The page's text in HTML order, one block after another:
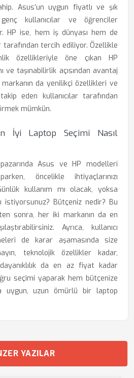
Asus’un uygun fiyatlı ve şık
kullanıcılar ve öğrenciler
HP ise, hem iş dünyası hem de
tarafından tercih ediliyor. Özellikle
özellikleriyle öne çıkan HP
ve taşınabilirlik açısından avantaj
markanın da yenilikçi özellikleri ve
eden kullanıcılar tarafından
mümkün.
İyi Laptop Seçimi Nasıl
Asus ve HP modelleri
öncelikle ihtiyaçlarınızı
kullanım mı olacak, yoksa
istiyorsunuz? Bütçeniz nedir? Bu
sonra, her iki markanın da en
Ayrıca, kullanıcı
de karar aşamasında size
teknolojik özellikler kadar,
da en az fiyat kadar
seçimi yaparak hem bütçenize
uygun, uzun ömürlü bir laptop
YAZILAR